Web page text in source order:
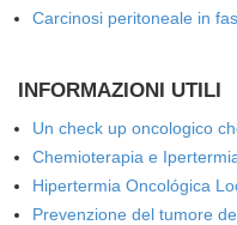
Carcinosi peritoneale in
INFORMAZIONI UTILI
Un check up oncologico
Chemioterapia e
Hipertermia Oncológica
Prevenzione del tumore